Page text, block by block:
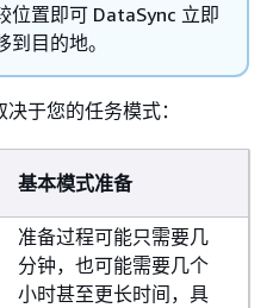
位置即可 DataSync 立即
目的地。
于您的任务模式：
基本模式准备
准备过程可能只需要几
分钟，也可能需要几个
小时甚至更长时间，具